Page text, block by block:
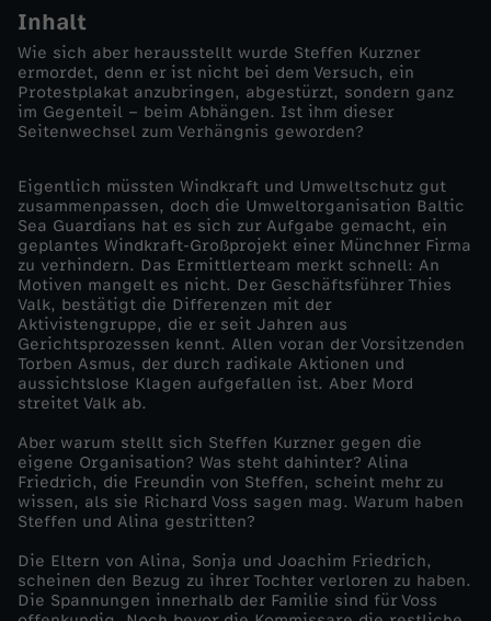
K
l
i
f
f
Inhalt
Wie sich aber herausstellt wurde Steffen Kurzner
ermordet, denn er ist nicht bei dem Versuch, ein
Protestplakat anzubringen, abgestürzt, sondern ganz
im Gegenteil – beim Abhängen. Ist ihm dieser
Seitenwechsel zum Verhängnis geworden?
Eigentlich müssten Windkraft und Umweltschutz gut
zusammenpassen, doch die Umweltorganisation Baltic
Sea Guardians hat es sich zur Aufgabe gemacht, ein
geplantes Windkraft-Großprojekt einer Münchner Firma
zu verhindern. Das Ermittlerteam merkt schnell: An
Motiven mangelt es nicht. Der Geschäftsführer Thies
Valk, bestätigt die Differenzen mit der
Aktivistengruppe, die er seit Jahren aus
Gerichtsprozessen kennt. Allen voran der Vorsitzenden
Torben Asmus, der durch radikale Aktionen und
aussichtslose Klagen aufgefallen ist. Aber Mord
streitet Valk ab.
Aber warum stellt sich Steffen Kurzner gegen die
eigene Organisation? Was steht dahinter? Alina
Friedrich, die Freundin von Steffen, scheint mehr zu
wissen, als sie Richard Voss sagen mag. Warum haben
Steffen und Alina gestritten?
Die Eltern von Alina, Sonja und Joachim Friedrich,
scheinen den Bezug zu ihrer Tochter verloren zu haben.
Die Spannungen innerhalb der Familie sind für Voss